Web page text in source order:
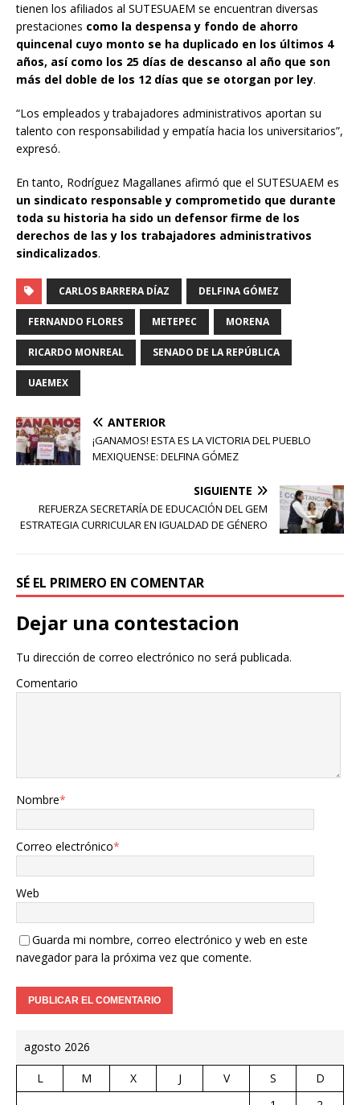
tienen los afiliados al SUTESUAEM se encuentran diversas
prestaciones como la despensa y fondo de ahorro
quincenal cuyo monto se ha duplicado en los últimos 4
años, así como los 25 días de descanso al año que son
más del doble de los 12 días que se otorgan por ley.
“Los empleados y trabajadores administrativos aportan su
talento con responsabilidad y empatía hacia los universitarios”,
expresó.
En tanto, Rodríguez Magallanes afirmó que el SUTESUAEM es
un sindicato responsable y comprometido que durante
toda su historia ha sido un defensor firme de los
derechos de las y los trabajadores administrativos
sindicalizados.
CARLOS BARRERA DÍAZ DELFINA GÓMEZ
FERNANDO FLORES METEPEC MORENA
RICARDO MONREAL SENADO DE LA REPÚBLICA
UAEMEX
ANTERIOR
¡GANAMOS! ESTA ES LA VICTORIA DEL PUEBLO
MEXIQUENSE: DELFINA GÓMEZ
SIGUIENTE
REFUERZA SECRETARÍA DE EDUCACIÓN DEL GEM
ESTRATEGIA CURRICULAR EN IGUALDAD DE GÉNERO
SÉ EL PRIMERO EN COMENTAR
Dejar una contestacion
Tu dirección de correo electrónico no será publicada.
Comentario
Nombre*
Correo electrónico*
Web
Guarda mi nombre, correo electrónico y web en este
navegador para la próxima vez que comente.
agosto 2026
L M X J V S
D